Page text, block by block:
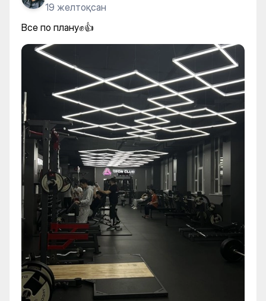
19 желтоқсан
Все по плану✊👍